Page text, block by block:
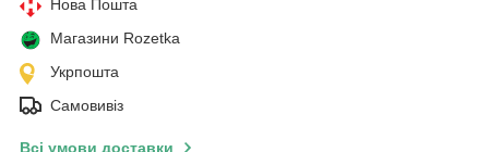
Нова Пошта
Магазини Rozetka
Укрпошта
Самовивіз
Всі умови доставки